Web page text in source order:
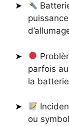
parfois
la
ou